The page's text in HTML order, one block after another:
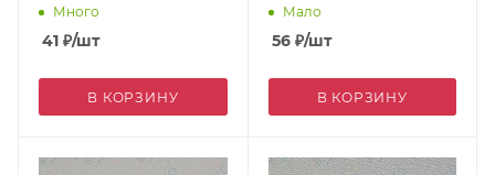
Много
41 ₽/шт
В КОРЗИНУ
Мало
56₽/шт
В КОРЗИНУ